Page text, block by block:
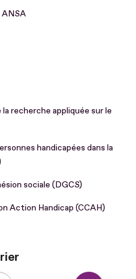
ANSA
recherche appliquée sur le
handicapées dans la
sociale (DGCS)
Action Handicap (CCAH)